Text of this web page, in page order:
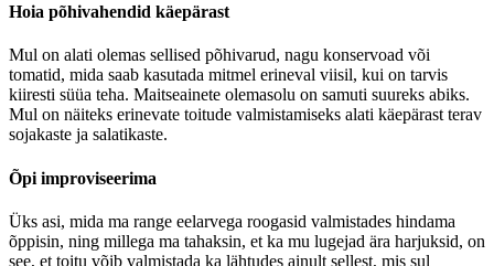
Hoia põhivahendid käepärast
Mul on alati olemas sellised põhivarud, nagu konservoad või
tomatid, mida saab kasutada mitmel erineval viisil, kui on tarvis
kiiresti süüa teha. Maitseainete olemasolu on samuti suureks abiks.
Mul on näiteks erinevate toitude valmistamiseks alati käepärast terav
sojakaste ja salatikaste.
Õpi improviseerima
Üks asi, mida ma range eelarvega roogasid valmistades hindama
õppisin, ning millega ma tahaksin, et ka mu lugejad ära harjuksid, on
see, et toitu võib valmistada ka lähtudes ainult sellest, mis sul